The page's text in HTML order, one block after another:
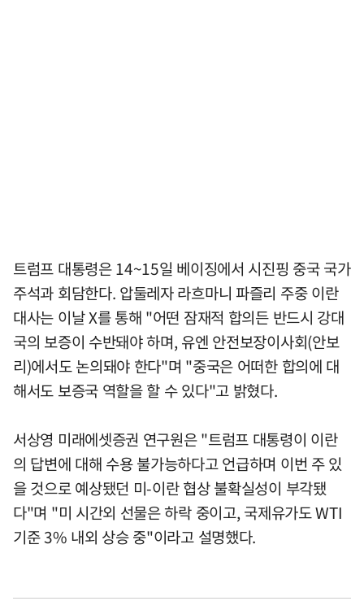
트럼프 대통령은 14~15일 베이징에서 시진핑 중국 국가
주석과 회담한다. 압둘레자 라흐마니 파즐리 주중 이란
대사는 이날 X를 통해 "어떤 잠재적 합의든 반드시 강대
국의 보증이 수반돼야 하며, 유엔 안전보장이사회(안보
리)에서도 논의돼야 한다"며 "중국은 어떠한 합의에 대
해서도 보증국 역할을 할 수 있다"고 밝혔다.
서상영 미래에셋증권 연구원은 "트럼프 대통령이 이란
의 답변에 대해 수용 불가능하다고 언급하며 이번 주 있
을 것으로 예상됐던 미-이란 협상 불확실성이 부각됐
다"며 "미 시간외 선물은 하락 중이고, 국제유가도 WTI
기준 3% 내외 상승 중"이라고 설명했다.